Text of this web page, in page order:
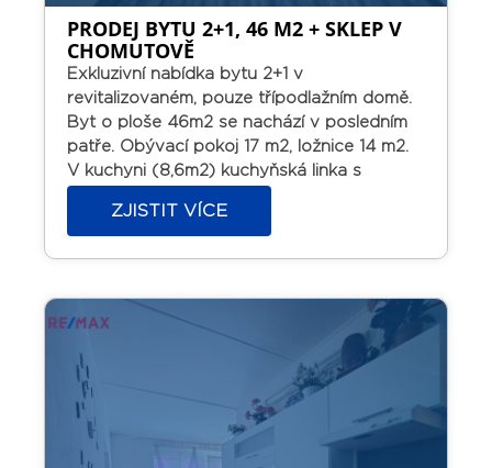
vybaveností v místě.Osobní vlastnictví s
možností financování hypotékou. K
nastěhování ihned. Prodávající si vyhrazuje
právo vybrat kupujícího na základě jím
zvolených kritérií.
PRODEJ BYTU 2+1, 46 M2 + SKLEP V
CHOMUTOVĚ
Exkluzivní nabídka bytu 2+1 v
revitalizovaném, pouze třípodlažním domě.
Byt o ploše 46m2 se nachází v posledním
patře. Obývací pokoj 17 m2, ložnice 14 m2.
V kuchyni (8,6m2) kuchyňská linka s
plynovým sporákem. Místnosti jsou
orientovány na západ. V bytě jsou plastová
okna, zděná koupelna s malou vanou, WC je
m2. Osobní vlastnictví s možností
financování hypotékou.
V místě je veškerá
infrastruktura.
ZJISTIT VÍCE